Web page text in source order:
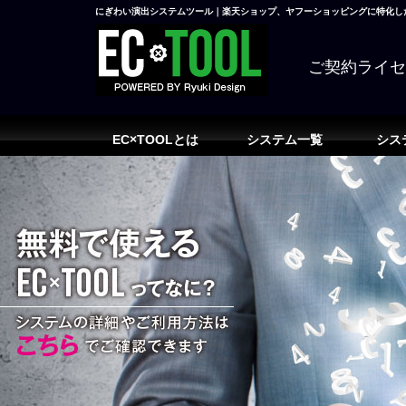
にぎわい演出システムツール｜楽天ショップ、ヤフーショッピングに特化
ご契約ライ
EC×TOOLとは システム一覧 シス